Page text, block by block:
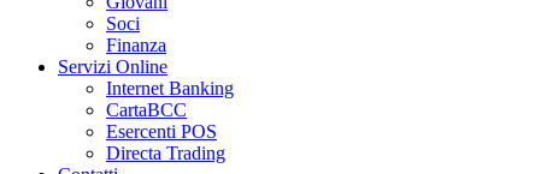
Soci
Finanza
Servizi Online
Internet Banking
CartaBCC
Esercenti POS
Directa Trading